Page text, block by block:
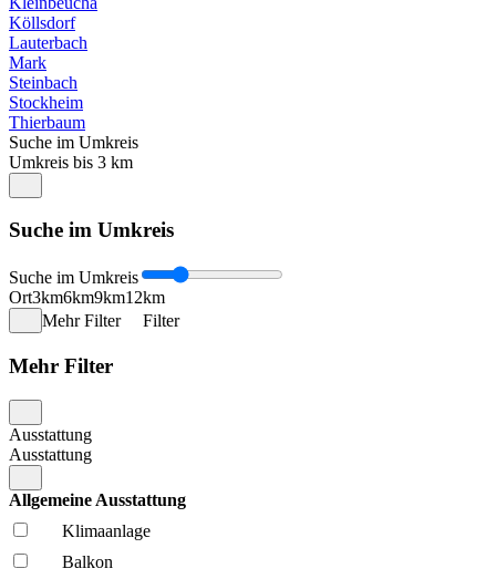
Köllsdorf
Lauterbach
Mark
Steinbach
Stockheim
Thierbaum
Suche im Umkreis
Umkreis bis 3 km
Suche im Umkreis
Suche im Umkreis
Ort3km6km9km12km
Mehr Filter
Filter
Mehr Filter
Ausstattung
Ausstattung
Allgemeine Ausstattung
Klima­anlage
Balkon